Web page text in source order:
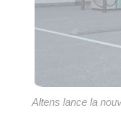
Altens lance la